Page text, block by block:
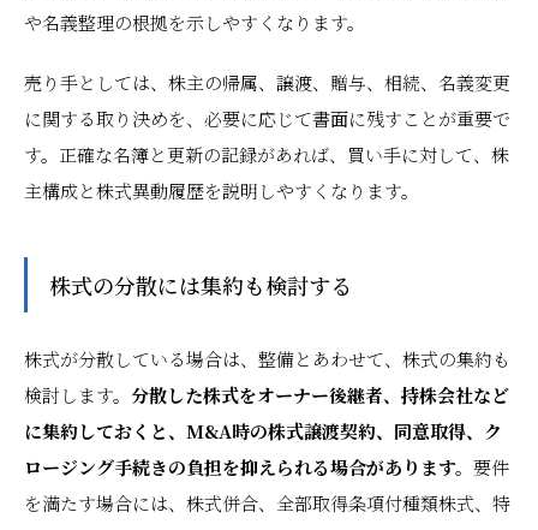
や名義整理の根拠を示しやすくなります。
売り手としては、株主の帰属、譲渡、贈与、相続、名義変更
に関する取り決めを、必要に応じて書面に残すことが重要で
す。正確な名簿と更新の記録があれば、買い手に対して、株
主構成と株式異動履歴を説明しやすくなります。
株式の分散には集約も検討する
株式が分散している場合は、整備とあわせて、株式の集約も
検討します。 分散した株式をオーナー後継者、持株会社など
に集約しておくと、M&A時の株式譲渡契約、同意取得、ク
ロージング手続きの負担を抑えられる場合があります。 要件
を満たす場合には、株式併合、全部取得条項付種類株式、特